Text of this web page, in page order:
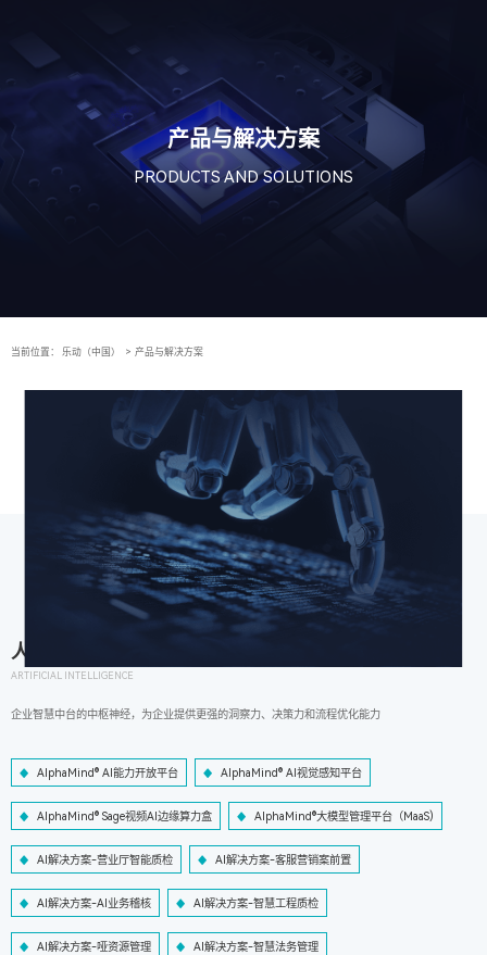
产品与解决方案
PRODUCTS AND SOLUTIONS
当前位置： 乐动（中国） > 产品与解决方案
人工智能
ARTIFICIAL INTELLIGENCE
企业智慧中台的中枢神经，为企业提供更强的洞察力、决策力和流程优化能力
AlphaMind® AI能力开放平台 AlphaMind® AI视觉感知平台
AlphaMind® Sage视频AI边缘算力盒 AlphaMind®大模型管理平台（MaaS)
AI解决方案-营业厅智能质检 AI解决方案-客服营销案前置
AI解决方案-AI业务稽核 AI解决方案-智慧工程质检
AI解决方案-哑资源管理 AI解决方案-智慧法务管理